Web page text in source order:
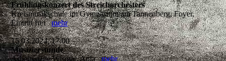
Frühlingskonzert des Streichorchesters
Kreismusikschule im Gymnasium am Tannenberg, Foyer,
Eintritt freimehr
15.03.2024, 17:00
Musizierstunde
Arbeitsstätte Wismar, Aulamehr